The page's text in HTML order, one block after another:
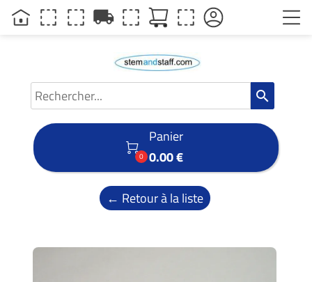
search

0
Panier
0.00 €
← Retour à la liste
local_shipping